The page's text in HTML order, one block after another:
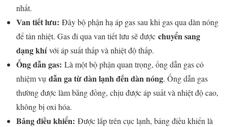
nhất.
Van tiết lưu: Đây bộ phận hạ áp gas sau khi gas qua dàn nóng
để tản nhiệt. Gas đi qua van tiết lưu sẽ được chuyển sang
dạng khívới áp suất thấp và nhiệt độ thấp.
Ống dẫn gas: Là một bộ phận quan trọng, ống dẫn gas có
nhiệm vụ dẫn ga từ dàn lạnh đến dàn nóng. Ống dẫn gas
thường được làm bằng đồng, chịu được áp suất và nhiệt độ cao,
không bị oxi hóa.
Bảng điều khiển: Được lắp trên cục lạnh, bảng điều khiển là